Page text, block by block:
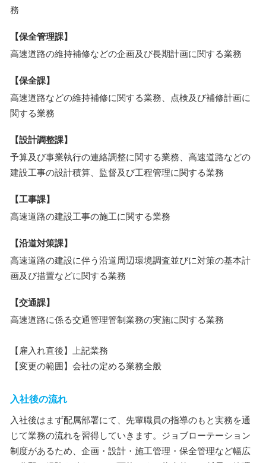
務
【保全管理課】
高速道路の維持補修などの企画及び長期計画に関する業務
【保全課】
高速道路などの維持補修に関する業務、点検及び補修計画に
関する業務
【設計調整課】
予算及び事業執行の連絡調整に関する業務、高速道路などの
建設工事の設計積算、監督及び工程管理に関する業務
【工事課】
高速道路の建設工事の施工に関する業務
【沿道対策課】
高速道路の建設に伴う沿道周辺環境調査並びに対策の基本計
画及び措置などに関する業務
【交通課】
高速道路に係る交通管理管制業務の実施に関する業務
【雇入れ直後】上記業務
【変更の範囲】会社の定める業務全般
入社後の流れ
入社後はまず配属部署にて、先輩職員の指導のもと実務を通
じて業務の流れを習得していきます。ジョブローテーション
制度があるため、企画・設計・施工管理・保全管理など幅広